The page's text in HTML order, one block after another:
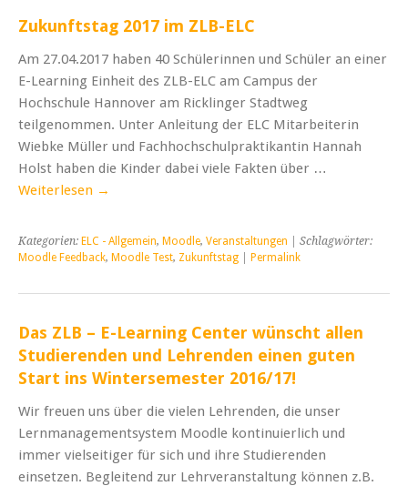
Zukunftstag 2017 im ZLB-ELC
Am 27.04.2017 haben 40 Schülerinnen und Schüler an einer
E-Learning Einheit des ZLB-ELC am Campus der
Hochschule Hannover am Ricklinger Stadtweg
teilgenommen. Unter Anleitung der ELC Mitarbeiterin
Wiebke Müller und Fachhochschulpraktikantin Hannah
Holst haben die Kinder dabei viele Fakten über …
Weiterlesen →
Kategorien: ELC - Allgemein, Moodle, Veranstaltungen | Schlagwörter:
Moodle Feedback, Moodle Test, Zukunftstag Permalink
Das ZLB – E-Learning Center wünscht allen
Studierenden und Lehrenden einen guten
Start ins Wintersemester 2016/17!
Wir freuen uns über die vielen Lehrenden, die unser
Lernmanagementsystem Moodle kontinuierlich und
immer vielseitiger für sich und ihre Studierenden
einsetzen. Begleitend zur Lehrveranstaltung können z.B.